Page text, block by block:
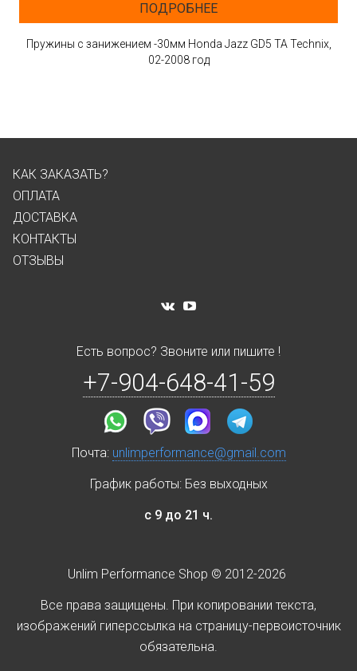
ПОДРОБНЕЕ
Пружины с занижением -30мм Honda Jazz GD5 TA Technix,
02-2008 год
КАК ЗАКАЗАТЬ?
ОПЛАТА
ДОСТАВКА
КОНТАКТЫ
ОТЗЫВЫ
Есть вопрос? Звоните или пишите !
+7-904-648-41-59
Почта: unlimperformance@gmail.com
График работы: Без выходных
с 9 до 21 ч.
Unlim Performance Shop © 2012-2026
Все права защищены. При копировании текста,
изображений гиперссылка на страницу-первоисточник
обязательна.